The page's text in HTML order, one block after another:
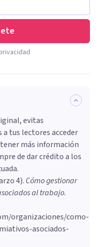
evitas
tus lectores acceder
más información
de dar crédito a los
4). Cómo gestionar
al trabajo.
organizaciones/como-
asociados-